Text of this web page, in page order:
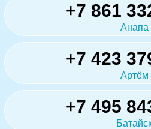
+7 861
Анапа
+7 423
Артём
+7 495